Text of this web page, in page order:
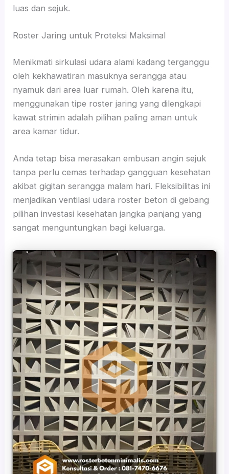
luas dan sejuk.
Roster Jaring untuk Proteksi Maksimal
Menikmati sirkulasi udara alami kadang terganggu
oleh kekhawatiran masuknya serangga atau
nyamuk dari area luar rumah. Oleh karena itu,
menggunakan tipe roster jaring yang dilengkapi
kawat strimin adalah pilihan paling aman untuk
area kamar tidur.
Anda tetap bisa merasakan embusan angin sejuk
tanpa perlu cemas terhadap gangguan kesehatan
akibat gigitan serangga malam hari. Fleksibilitas ini
menjadikan ventilasi udara roster beton di gebang
pilihan investasi kesehatan jangka panjang yang
sangat menguntungkan bagi keluarga.